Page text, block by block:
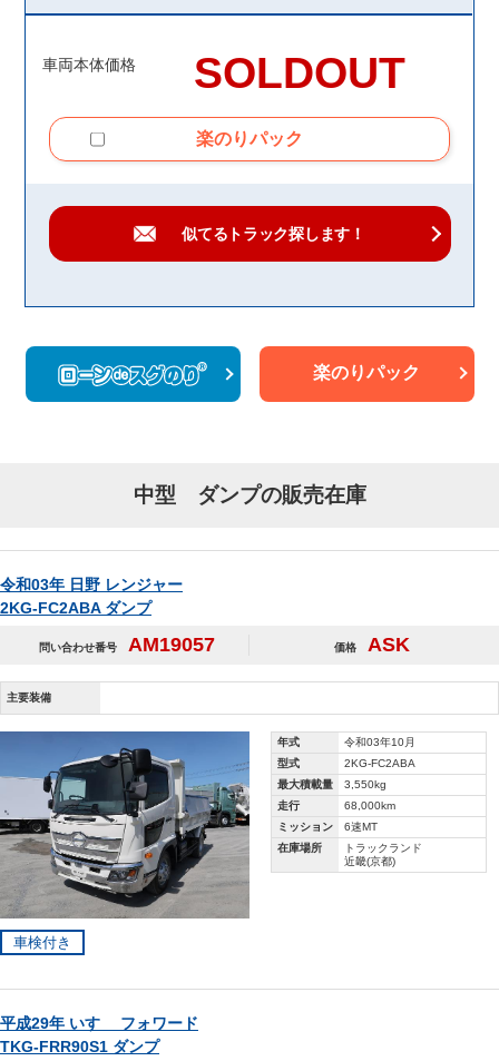
車両本体価格 SOLDOUT
楽のりパック
似てるトラック探します！
楽のりパック
中型 ダンプの販売在庫
令和03年 日野 レンジャー
2KG-FC2ABA ダンプ
問い合わせ番号 AM19057 価格 ASK
主要装備
年式
令和03年10月
型式
2KG-FC2ABA
最大積載量
3,550kg
走行
68,000km
ミッション
6速MT
在庫場所
トラックランド
近畿(京都)
車検付き
平成29年 いすゞ フォワード
TKG-FRR90S1 ダンプ